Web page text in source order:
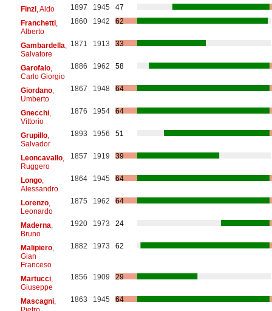
Finzi, Aldo 1897 1945
47
Franchetti,
Alberto
1860 1942 62
Gambardella
Salvatore
1871 1913 33
Garofalo,
Carlo Giorgio
1886 1962 58
Giordano,
Umberto
1867 1948 64
Gnecchi,
Vittorio
1876 1954 64
Grupillo,
Salvador
1893 1956 51
Leoncavallo,
Ruggero
1857 1919 39
Longo,
Alessandro
1864 1945 64
Lorenzo,
Leonardo
1875 1962 64
Maderna
Bruno
1920 1973 24
Malipiero,
Gian
Franceso
1882 1973 62
Martucci,
Giuseppe
1856 1909 29
Mascagni,
1863 1945 64